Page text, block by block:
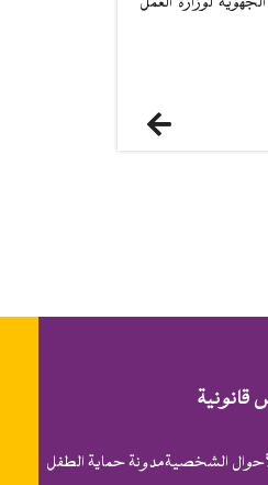
السابق
الشخصيةمدونة حماية الطفل